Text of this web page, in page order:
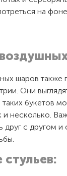
на
шаров также
Они
букетов
и несколько.
друг с другом и